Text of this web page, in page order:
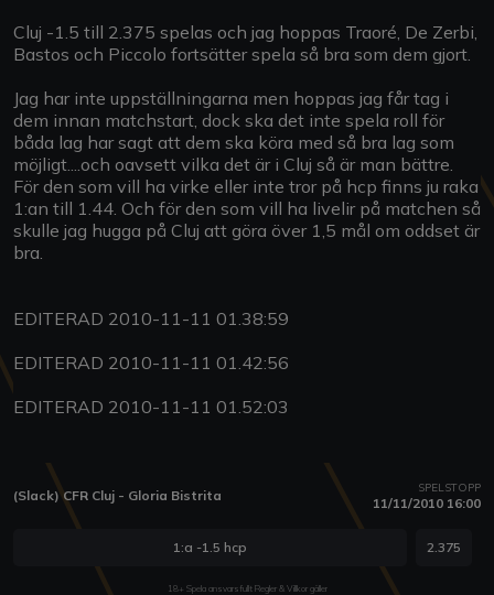
Cluj -1.5 till 2.375 spelas och jag hoppas Traoré, De Zerbi,
Bastos och Piccolo fortsätter spela så bra som dem gjort.
Jag har inte uppställningarna men hoppas jag får tag i
dem innan matchstart, dock ska det inte spela roll för
båda lag har sagt att dem ska köra med så bra lag som
möjligt....och oavsett vilka det är i Cluj så är man bättre.
För den som vill ha virke eller inte tror på hcp finns ju raka
1:an till 1.44. Och för den som vill ha livelir på matchen så
skulle jag hugga på Cluj att göra över 1,5 mål om oddset är
bra.
EDITERAD 2010-11-11 01.38:59
EDITERAD 2010-11-11 01.42:56
EDITERAD 2010-11-11 01.52:03
(Slack) CFR Cluj - Gloria Bistrita SPELSTOPP
11/11/2010 16:00
1:a -1.5 hcp 2.375
18+ Spela ansvarsfullt Regler & Villkor gäller